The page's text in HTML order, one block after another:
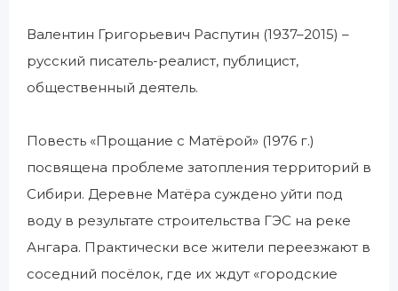
Валентин Григорьевич Распутин (1937–2015) –
русский писатель-реалист, публицист,
общественный деятель.
Повесть «Прощание с Матёрой» (1976 г.)
посвящена проблеме затопления территорий в
Сибири. Деревне Матёра суждено уйти под
воду в результате строительства ГЭС на реке
Ангара. Практически все жители переезжают в
соседний посёлок, где их ждут «городские